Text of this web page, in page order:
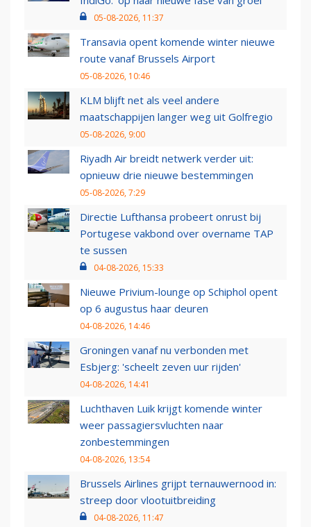
05-08-2026, 11:37
Transavia opent komende winter nieuwe
route vanaf Brussels Airport
05-08-2026, 10:46
KLM blijft net als veel andere
maatschappijen langer weg uit Golfregio
05-08-2026, 9:00
Riyadh Air breidt netwerk verder uit:
opnieuw drie nieuwe bestemmingen
05-08-2026, 7:29
Directie Lufthansa probeert onrust bij
Portugese vakbond over overname TAP
te sussen
04-08-2026, 15:33
Nieuwe Privium-lounge op Schiphol opent
op 6 augustus haar deuren
04-08-2026, 14:46
Groningen vanaf nu verbonden met
Esbjerg: 'scheelt zeven uur rijden'
04-08-2026, 14:41
Luchthaven Luik krijgt komende winter
weer passagiersvluchten naar
zonbestemmingen
04-08-2026, 13:54
Brussels Airlines grijpt ternauwernood in:
streep door vlootuitbreiding
04-08-2026, 11:47